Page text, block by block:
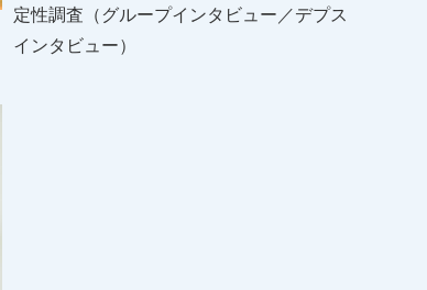
定性調査（グループインタビュー／デプス
インタビュー）